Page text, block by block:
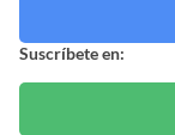
Suscríbete en: